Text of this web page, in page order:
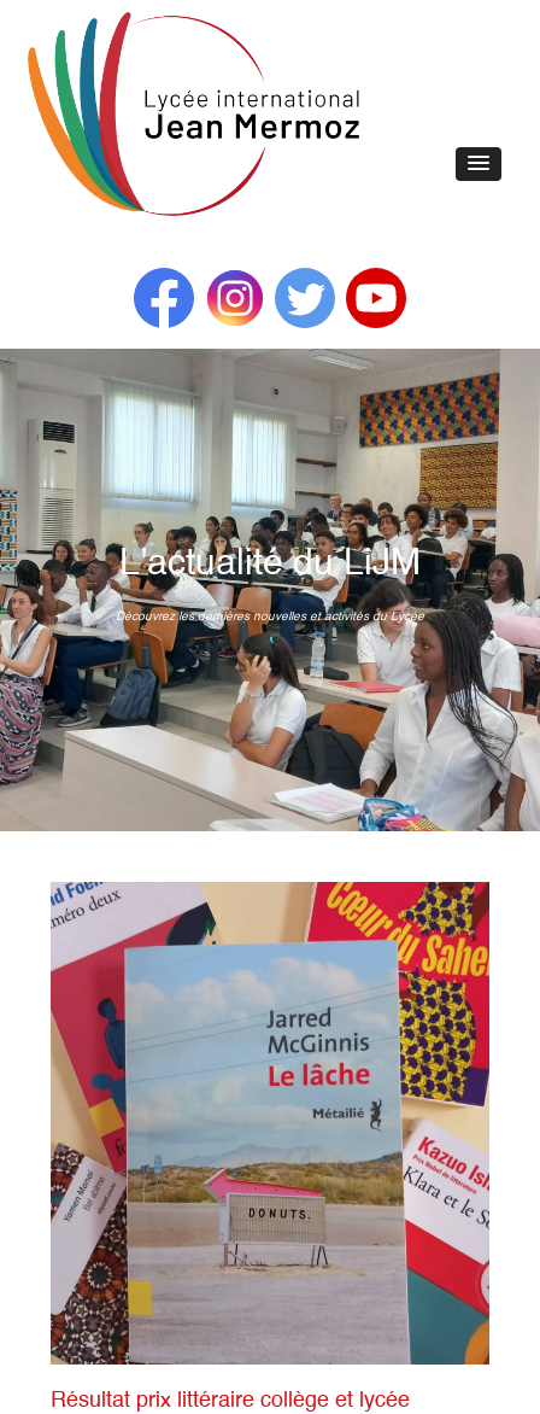
L'actualité du LiJM
Découvrez les dernières nouvelles et activités du Lycée
Résultat prix littéraire collège et lycée